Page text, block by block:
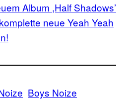
Album ,Half Shadows’
neue Yeah Yeah
Boys Noize